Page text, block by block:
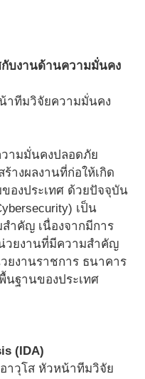
บงานด้านความมั่นคง
าทีมวิจัยความมั่นคง
ามมั่นคงปลอดภัย
างผลงานที่ก่อให้เกิด
องประเทศ ด้วยปัจจุบัน
เป็น
ำคัญ เนื่องจากมีการ
วยงานที่มีความสำคัญ
ยงานราชการ ธนาคาร
นฐานของประเทศ
(IDA)
าวุโส หัวหน้าทีมวิจัย